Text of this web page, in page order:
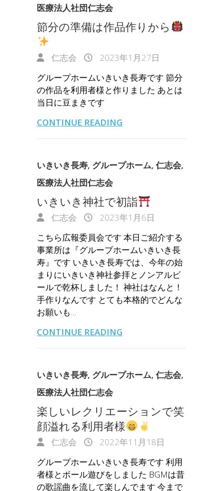
医療法人社団仁志会
節分の準備は作品作りから
仁志会
2023年1月27日
グループホームいきいき長寿です 節分
の作品を利用者様と作りました あとは
当日に豆まきです
CONTINUE READING
いきいき長寿, グループホーム, 仁志会,
医療法人社団仁志会
いきいき神社で初詣
仁志会
2023年1月6日
こちら広報委員会です 本日ご紹介する
事業所は『グループホームいきいき長
寿』です いきいき長寿では、今年の始
まりにいきいき神社参拝とノンアルビ
ールで乾杯しました！ 神社はなんと！
手作りなんです とても本格的でどんな
お願いも…
CONTINUE READING
いきいき長寿, グループホーム, 仁志会,
医療法人社団仁志会
楽しいレクリエーションで笑
顔溢れる利用者様
仁志会
2022年11月18日
グループホームいきいき長寿です 利用
者様とボール遊びをしました BGMは昔
の歌謡曲を流して楽しんでます 今まで